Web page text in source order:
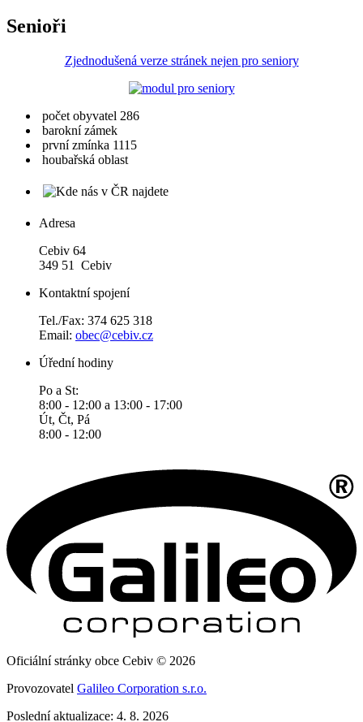
Senioři
Zjednodušená verze stránek nejen pro seniory
počet obyvatel 286
barokní zámek
první zmínka 1115
houbařská oblast
Adresa
Cebiv 64
349 51 Cebiv
Kontaktní spojení
Tel./Fax: 374 625 318
Email: obec@cebiv.cz
Úřední hodiny
Po a St:
8:00 - 12:00 a 13:00 - 17:00
Út, Čt, Pá
8:00 - 12:00
Oficiální stránky obce Cebiv © 2026
Provozovatel Galileo Corporation s.r.o.
Poslední aktualizace: 4. 8. 2026